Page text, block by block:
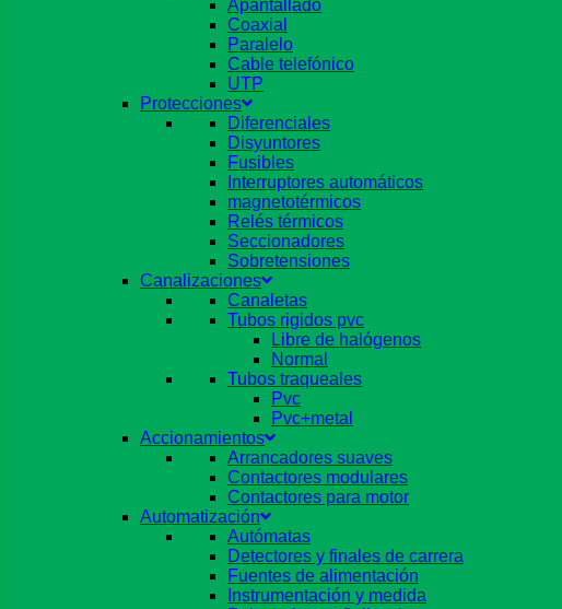
Apantallado
Coaxial
Paralelo
Cable telefónico
UTP
Protecciones
Diferenciales
Disyuntores
Fusibles
Interruptores automáticos
magnetotérmicos
Relés térmicos
Seccionadores
Sobretensiones
Canalizaciones
Canaletas
Tubos rigidos pvc
Libre de halógenos
Normal
Tubos traqueales
Pvc
Pvc+metal
Accionamientos
Arrancadores suaves
Contactores modulares
Contactores para motor
Automatización
Autómatas
Detectores y finales de carrera
Fuentes de alimentación
Instrumentación y medida